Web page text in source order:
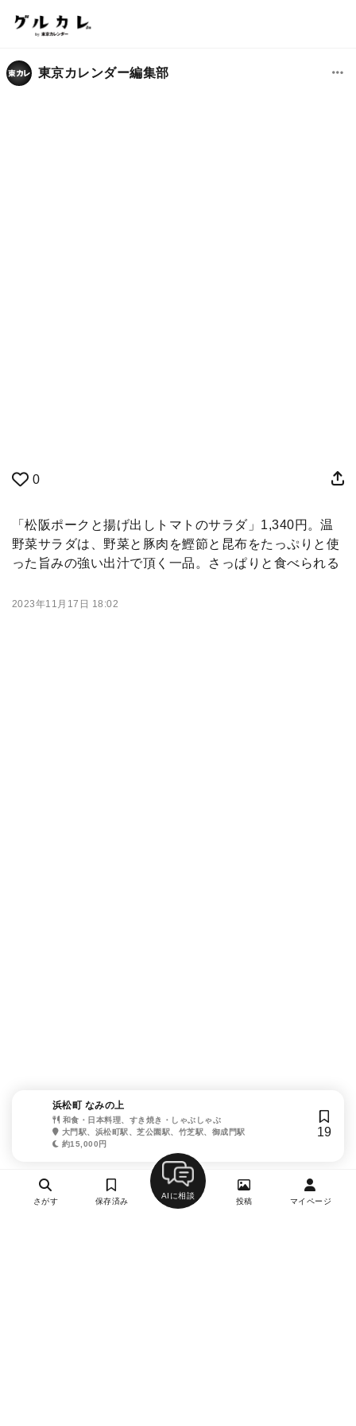
東京カレンダー編集部
0
「松阪ポークと揚げ出しトマトのサラダ」1,340円。温
野菜サラダは、野菜と豚肉を鰹節と昆布をたっぷりと使
った旨みの強い出汁で頂く一品。さっぱりと食べられる
2023年11月17日 18:02
浜松町 なみの上
和食・日本料理、すき焼き・しゃぶしゃぶ
大門駅、浜松町駅、芝公園駅、竹芝駅、御成門駅
約15,000円
19
さがす 保存済み
AIに相談
投稿 マイページ